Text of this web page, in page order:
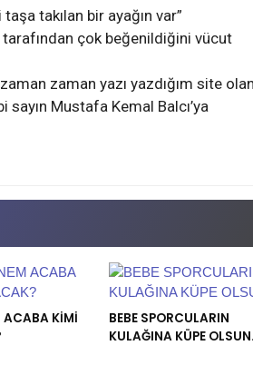
takılan bir ayağın var”
tarafından çok beğenildiğini vücut
zaman yazı yazdığım site olan
Mustafa Kemal Balcı’ya
ACABA KİMİ
BEBE SPORCULARIN
KULAĞINA KÜPE